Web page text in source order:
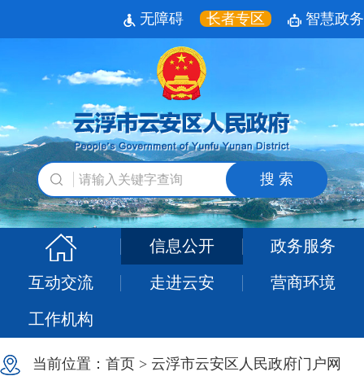
无障碍 长者专区 智慧政务
搜 索
信息公开 政务服务
互动交流 走进云安 营商环境
工作机构
当前位置： 首页 > 云浮市云安区人民政府门户网